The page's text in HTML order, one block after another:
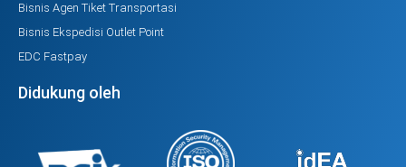
Bisnis Agen Tiket Transportasi
Bisnis Ekspedisi Outlet Point
EDC Fastpay
Didukung oleh